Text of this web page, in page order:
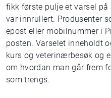
fikk første pulje et varsel
var innrullert. Produsenter
epost eller mobilnummer i
posten. Varselet inneholdt
kurs og veterinærbesøk og
om hvordan man går frem
som trengs.